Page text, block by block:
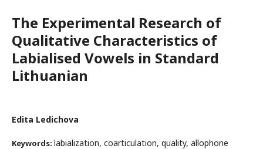
The Experimental Research of
Qualitative Characteristics of
Labialised Vowels in Standard
Lithuanian
Edita Ledichova
Keywords: labialization, coarticulation, quality, allophone